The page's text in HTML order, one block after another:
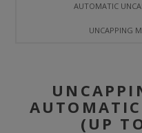
AUTOMATIC
UNCAPPING
(UP